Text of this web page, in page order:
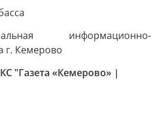
информационно-
г. Кемерово
"Газета «Кемерово» |